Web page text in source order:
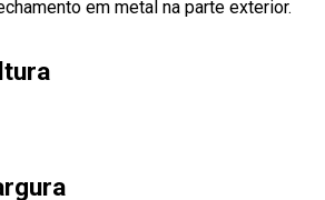
em metal na parte exterior.